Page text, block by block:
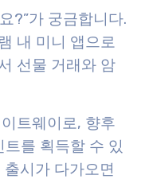
?”가 궁금합니다.
내 미니 앱으로
선물 거래와 암
트웨이로, 향후
를 획득할 수 있
시가 다가오면